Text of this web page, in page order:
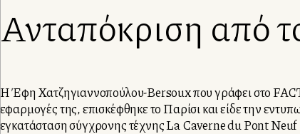
Ανταπόκριση από
Η Έφη Χατζηγιαννοπούλου-Bersoux που γράφει στο FACT
εφαρμογές της, επισκέφθηκε το Παρίσι και είδε την
εγκατάσταση σύγχρονης τέχνης La Caverne du Pont Neuf